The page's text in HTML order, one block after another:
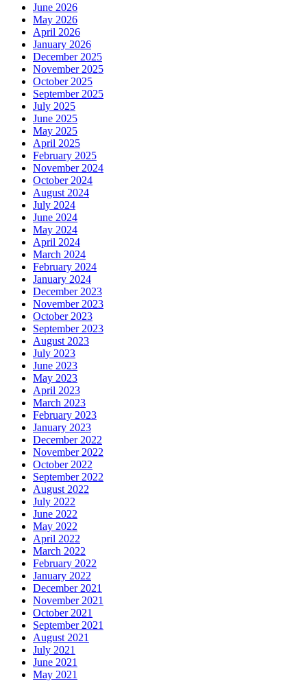
June 2026
May 2026
April 2026
January 2026
December 2025
November 2025
October 2025
September 2025
July 2025
June 2025
May 2025
April 2025
February 2025
November 2024
October 2024
August 2024
July 2024
June 2024
May 2024
April 2024
March 2024
February 2024
January 2024
December 2023
November 2023
October 2023
September 2023
August 2023
July 2023
June 2023
May 2023
April 2023
March 2023
February 2023
January 2023
December 2022
November 2022
October 2022
September 2022
August 2022
July 2022
June 2022
May 2022
April 2022
March 2022
February 2022
January 2022
December 2021
November 2021
October 2021
September 2021
August 2021
July 2021
June 2021
May 2021